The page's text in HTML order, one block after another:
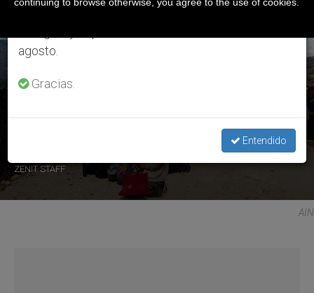
ÚLTIMAS NOTICIAS
ZENIT STAFF
AIN
agosto.
Gracias.
Entendido